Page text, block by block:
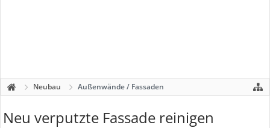
Neubau Außenwände / Fassaden
Neu verputzte Fassade reinigen